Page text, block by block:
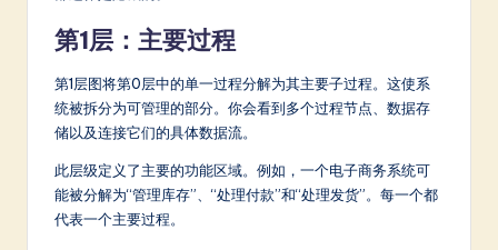
第1层：主要过程
第1层图将第0层中的单一过程分解为其主要子过程。这使系
统被拆分为可管理的部分。你会看到多个过程节点、数据存
储以及连接它们的具体数据流。
此层级定义了主要的功能区域。例如，一个电子商务系统可
能被分解为“管理库存”、“处理付款”和“处理发货”。每一个都
代表一个主要过程。